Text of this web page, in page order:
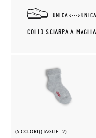
UNICA UNICA
COLLO SCIARPA A
(5 COLORI) (TAGLIE - 2)